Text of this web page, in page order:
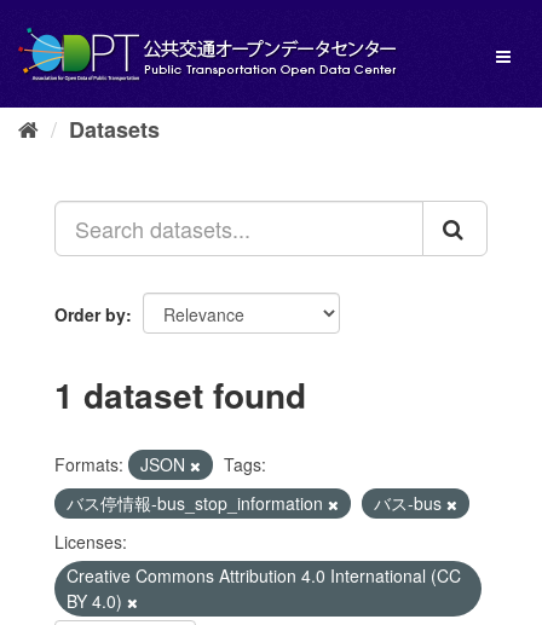
content
Datasets
Order by
1 dataset found
Formats: JSON
Tags:
バス停情報-bus_stop_information
バス-bus
Licenses:
Creative Commons Attribution 4.0 International (CC
BY 4.0)